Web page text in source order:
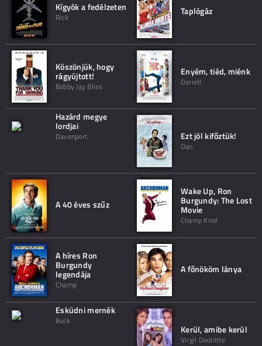
Kígyók a fedélzeten
Rick
Taplógáz
Köszönjük, hogy
rágyújtott!
Bobby Jay Bliss
Enyém, tiéd, miénk
Darrell
Hazárd megye
lordjai
Davenport Ezt jól kifőztük!
Dan
A 40 éves szűz
Wake Up, Ron
Burgundy: The Lost
Movie
Champ Kind
A híres Ron
Burgundy
legendája
Champ
A főnököm lánya
Esküdni mernék
Buck
Kerül, amibe kerül
Virgil Doolittle